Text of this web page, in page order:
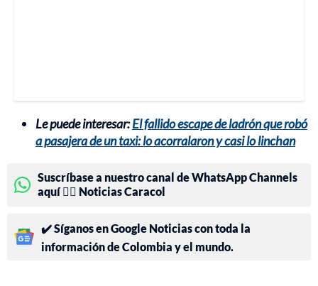
Le puede interesar:El fallido escape de ladrón que robó
a pasajera de un taxi: lo acorralaron y casi lo linchan
Suscríbase a nuestro canal de WhatsApp Channels
aquí 👉🏻 Noticias Caracol
✔️ Síganos en Google Noticias con toda la
información de Colombia y el mundo.